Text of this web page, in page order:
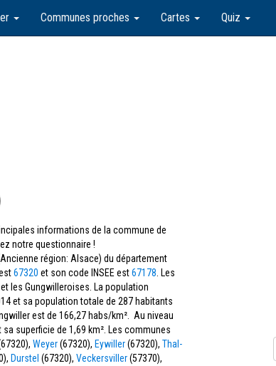
Communes proches Cartes Quiz
informations de la commune de
notre questionnaire !
région: Alsace) du département
67320 et son code INSEE est67178 . Les
les Gungwilleroises. La population
et sa population totale de 287 habitants
est de 166,27 habs/km². Au niveau
superficie de 1,69 km². Les communes
Weyer(67320), Eywiller(67320), Thal-
Durstel (67320), Veckersviller(57370),